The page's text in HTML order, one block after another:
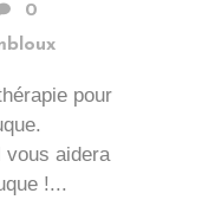
0
pour
vous aidera
!...